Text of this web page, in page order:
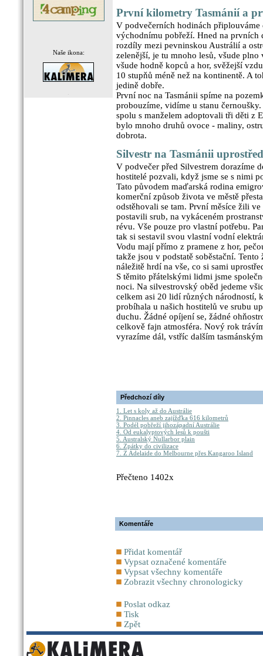
Naše ikona:
První kilometry Tasmánií a
V podvečerních hodinách
východnímu pobřeží. Hned na prvních
rozdíly mezi pevninskou Austrálií a
zelenější, je tu mnoho lesů, všude
všude hodně kopců a hor, svěžejší
10 stupňů méně než na kontinentě. A
jedině dobře.
První noc na Tasmánii spíme na
probouzíme, vidíme u stanu
spolu s manželem adoptovali tři děti z
bylo mnoho druhů ovoce - maliny,
dobrota.
Silvestr na Tasmánii
V podvečer před Silvestrem dorazíme
hostitelé pozvali, když jsme se s nimi
Tato původem maďarská rodina
komerční způsob života ve městě
odstěhovali se tam. První měsíce žili
postavili srub, na vykáceném
révu. Vše pouze pro vlastní potřebu.
tak si sestavil svou vlastní vodní
Vodu mají přímo z pramene z hor,
takže jsou v podstatě soběstační.
náležitě hrdí na vše, co si sami
S těmito přátelskými lidmi jsme
noci. Na silvestrovský oběd jedeme
celkem asi 20 lidí různých národností,
probíhala u našich hostitelů ve srubu
duchu. Žádné opíjení se, žádné
celkově fajn atmosféra. Nový rok
vyrazíme dál, vstříc dalším
Předchozí díly
1. Let s koly až do Austrálie
2. Pinnacles aneb zajížďka 616 kilometrů
3. Podél pobřeží jihozápadní Austrálie
4. Od eukalyptových lesů k poušti
5. Australský Nullarbor plain
6. Zpátky do civilizace
7. Z Adelaide do Melbourne přes Kangaroo Island
Přečteno 1402x
Komentáře
Přidat komentář
Vypsat označené komentáře
Vypsat všechny komentáře
Zobrazit všechny chronologicky
Poslat odkaz
Tisk
Zpět